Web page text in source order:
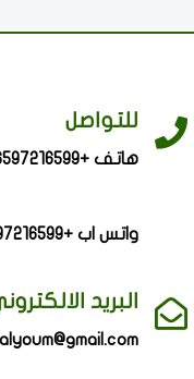
للتواصل
هاتف +966597216599
واتس اب +966597216599
البريد